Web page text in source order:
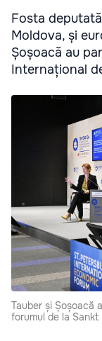
Fosta
Moldova, și
Șoșoacă au
Internațional
Tauber și Șoșoacă
forumul de la